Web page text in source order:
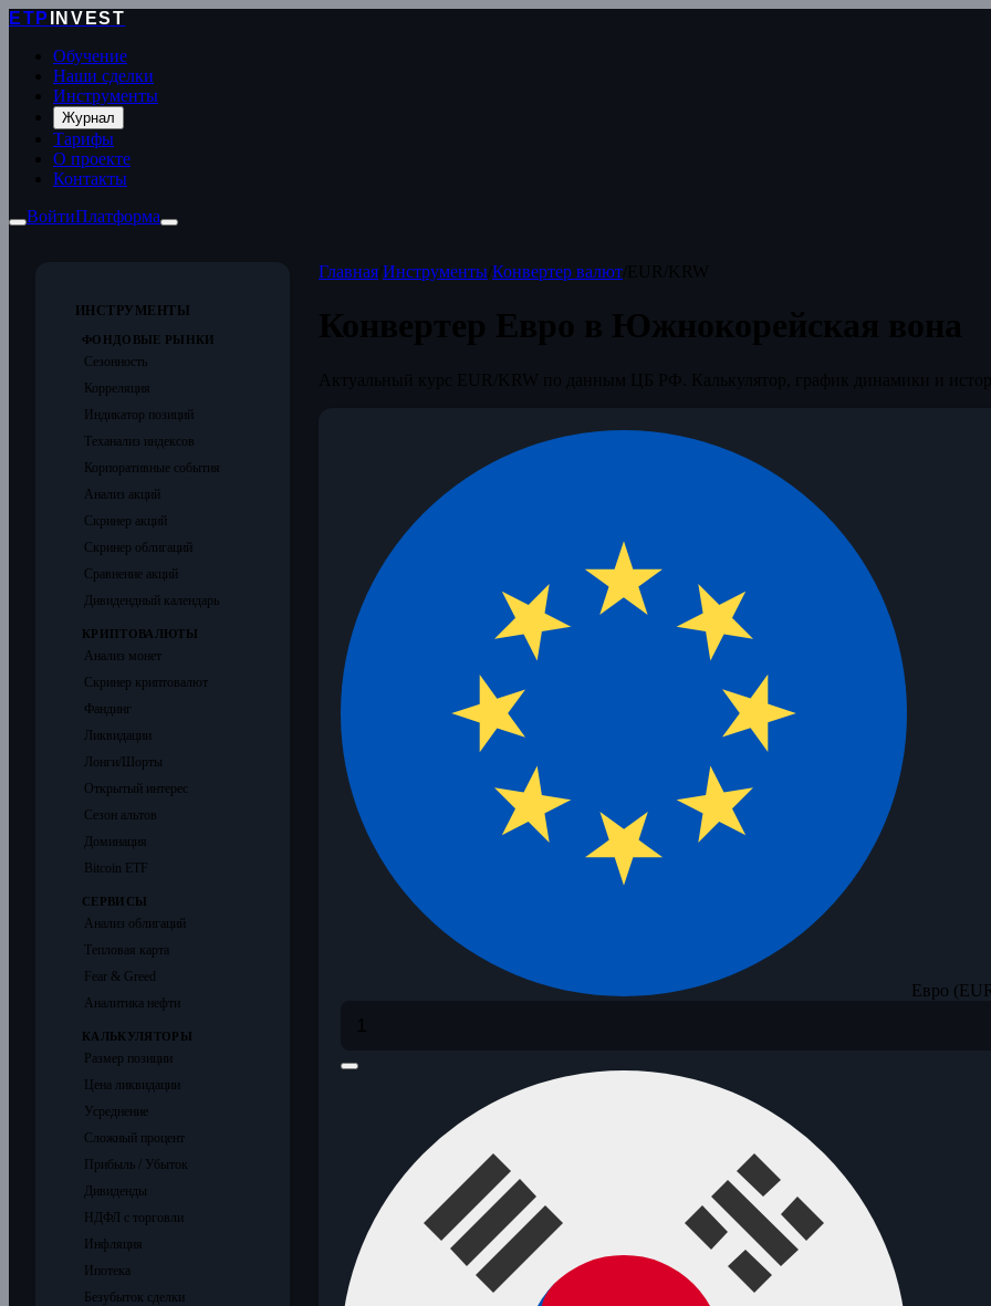
ETP
INVEST
Обучение
Наши сделки
Инструменты
Журнал
Тарифы
О проекте
Контакты
ВойтиПлатформа
ИНСТРУМЕНТЫ
ФОНДОВЫЕ РЫНКИ
Сезонность
Корреляция
Индикатор позиций
Теханализ индексов
Корпоративные события
Анализ акций
Скринер акций
Скринер облигаций
Сравнение акций
Дивидендный календарь
КРИПТОВАЛЮТЫ
Анализ монет
Скринер криптовалют
Фандинг
Ликвидации
Лонги/Шорты
Открытый интерес
Сезон альтов
Доминация
Bitcoin ETF
СЕРВИСЫ
Анализ облигаций
Тепловая карта
Fear & Greed
Аналитика нефти
КАЛЬКУЛЯТОРЫ
Размер позиции
Цена ликвидации
Усреднение
Сложный процент
Прибыль / Убыток
Дивиденды
НДФЛ с торговли
Инфляция
Ипотека
Безубыток сделки
Главная/ Инструменты/ Конвертер валют/
Евро